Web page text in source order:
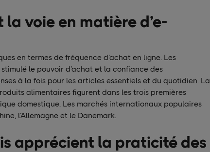
voie en matière d’e-
en termes de fréquence d’achat en ligne. Les
le pouvoir d’achat et la confiance des
à la fois pour les articles essentiels et du quotidien. La
alimentaires figurent dans les trois premières
domestique. Les marchés internationaux populaires
l’Allemagne et le Danemark.
apprécient la praticité des